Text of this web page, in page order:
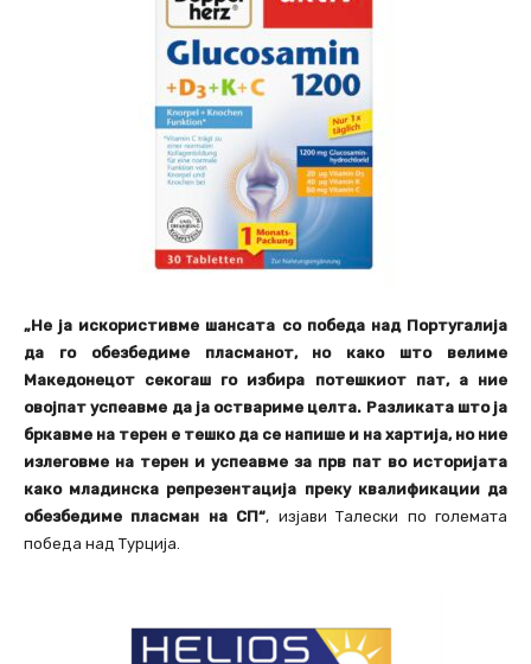
„Не ја искористивме шансата со победа над Португалија
да го обезбедиме пласманот, но како што велиме
Македонецот секогаш го избира потешкиот пат, а ние
овојпат успеавме да ја оствариме целта. Разликата што ја
бркавме на терен е тешко да се напише и на хартија, но ние
излеговме на терен и успеавме за прв пат во историјата
како младинска репрезентација преку квалификации да
обезбедиме пласман на СП“, изјави Талески по големата
победа над Турција.